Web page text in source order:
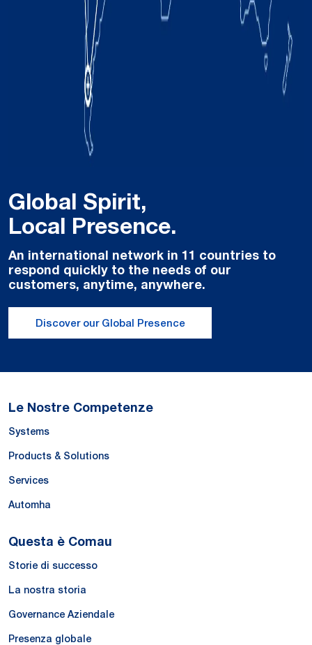
Global Spirit,
Local Presence.
An international network in 11 countries to
respond quickly to the needs of our
customers, anytime, anywhere.
Discover our Global Presence
Le Nostre Competenze
Systems
Products & Solutions
Services
Automha
Questa è Comau
Storie di successo
La nostra storia
Governance Aziendale
Presenza globale